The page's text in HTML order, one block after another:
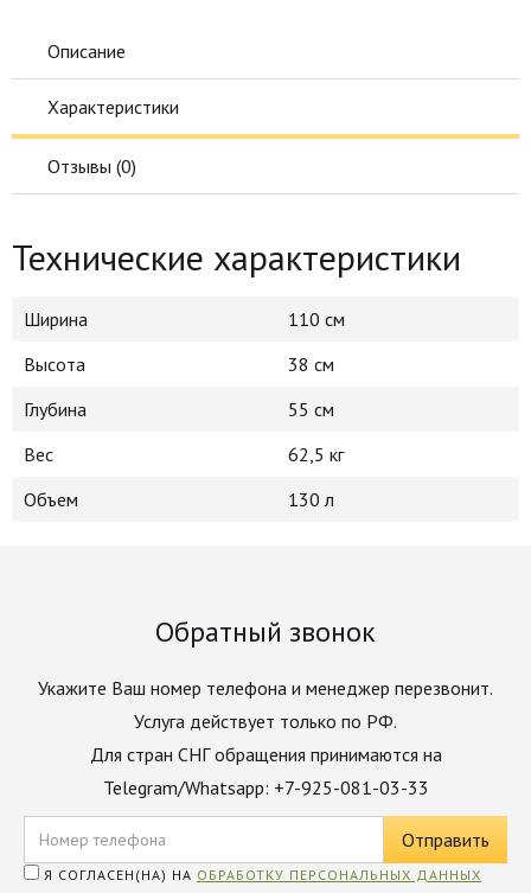
Описание
Характеристики
Отзывы (0)
Технические характеристики
Ширина
110 см
Высота
38 см
Глубина
55 см
Вес
62,5 кг
Объем
130 л
Обратный звонок
Укажите Ваш номер телефона и менеджер перезвонит.
Услуга действует только по РФ.
Для стран СНГ обращения принимаются на
Telegram/Whatsapp: +7-925-081-03-33
Я СОГЛАСЕН(НА) НА ОБРАБОТКУ ПЕРСОНАЛЬНЫХ ДАННЫХ